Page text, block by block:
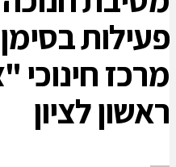
פעילות
מרכז
ראשון לציון